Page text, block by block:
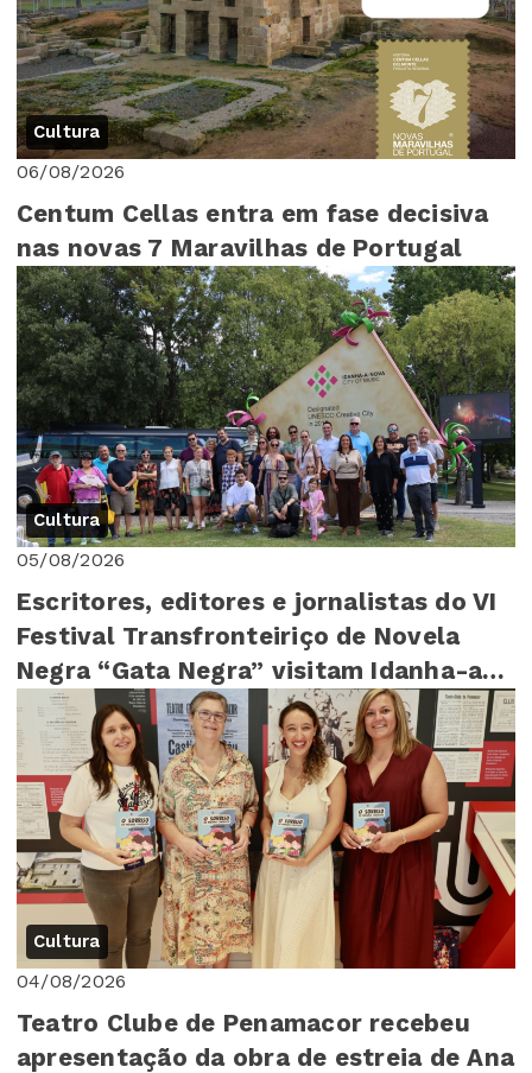
Cultura
06/08/2026
Centum Cellas entra em fase decisiva
nas novas 7 Maravilhas de Portugal
Cultura
05/08/2026
Escritores, editores e jornalistas do VI
Festival Transfronteiriço de Novela
Negra “Gata Negra” visitam Idanha-a-
Nova
Cultura
04/08/2026
Teatro Clube de Penamacor recebeu
apresentação da obra de estreia de Ana